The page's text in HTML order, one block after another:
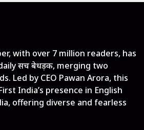
with over 7 million readers, has
सच बेधड़क, merging two
Led by CEO Pawan Arora, this
India’s presence in English
offering diverse and fearless